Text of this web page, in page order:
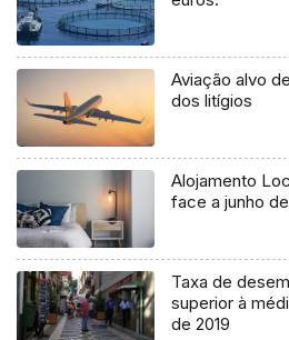
Aviação alvo
dos litígios
Alojamento
face a junho
Taxa de
superior à
de 2019